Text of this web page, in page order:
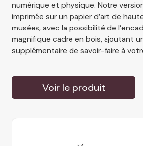
numérique et physique. Notre
imprimée sur un papier d’art de
musées, avec la possibilité de
magnifique cadre en bois, ajoutant
supplémentaire de savoir-faire à
Voir le produit